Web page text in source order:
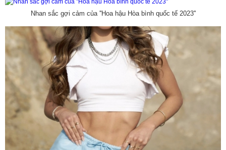
Nhan sắc gợi cảm của ''Hoa hậu Hòa bình quốc tế 2023''